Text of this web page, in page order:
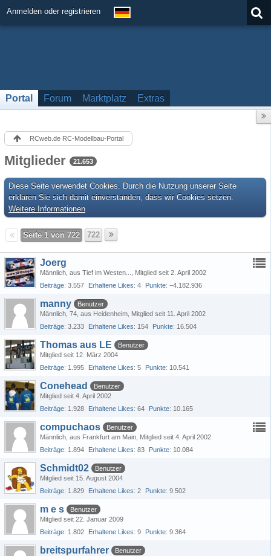
Anmelden oder registrieren
Portal Forum Marktplatz Extras
RCweb.de RC-Modellbau-Portal
Mitglieder 21.653
Diese Seite verwendet Cookies. Durch die Nutzung unserer Seite
erklären Sie sich damit einverstanden, dass wir Cookies setzen.
Weitere Informationen
Seite 1 von 722 722
Joerg
Männlich aus Tief im Westen...
Mitglied seit 2. April 2002
Beiträge 3.557 Erhaltene Likes 4 Punkte −4.182.936
manny
Benutzer
Männlich 74 aus Heidenheim Mitglied seit 11. April 2002
Beiträge 3.233 Erhaltene Likes 154 Punkte 16.504
Thomas aus LE
Benutzer
Mitglied seit 12. März 2004
Beiträge 1.995 Erhaltene Likes 5 Punkte 10.541
Conehead
Benutzer
Mitglied seit 4. April 2002
Beiträge 1.928 Erhaltene Likes 64 Punkte 10.165
compuchaos
Benutzer
Männlich aus Frankfurt am Main Mitglied seit 4. April 2002
Beiträge 1.894 Erhaltene Likes 83 Punkte 10.084
Schmidt02
Benutzer
Mitglied seit 15. August 2004
Beiträge 1.829 Erhaltene Likes 2 Punkte 9.502
m e s
Benutzer
Mitglied seit 22. Januar 2009
Beiträge 1.802 Erhaltene Likes 9 Punkte 9.364
breitspurfahrer
Benutzer